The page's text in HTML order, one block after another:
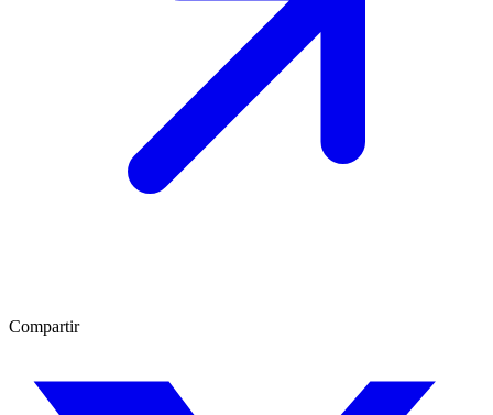
Compartir